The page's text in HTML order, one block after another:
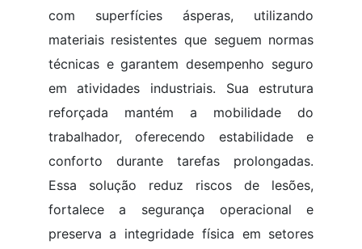
com superfícies ásperas, utilizando
materiais resistentes que seguem normas
técnicas e garantem desempenho seguro
em atividades industriais. Sua estrutura
reforçada mantém a mobilidade do
trabalhador, oferecendo estabilidade e
conforto durante tarefas prolongadas.
Essa solução reduz riscos de lesões,
fortalece a segurança operacional e
preserva a integridade física em setores